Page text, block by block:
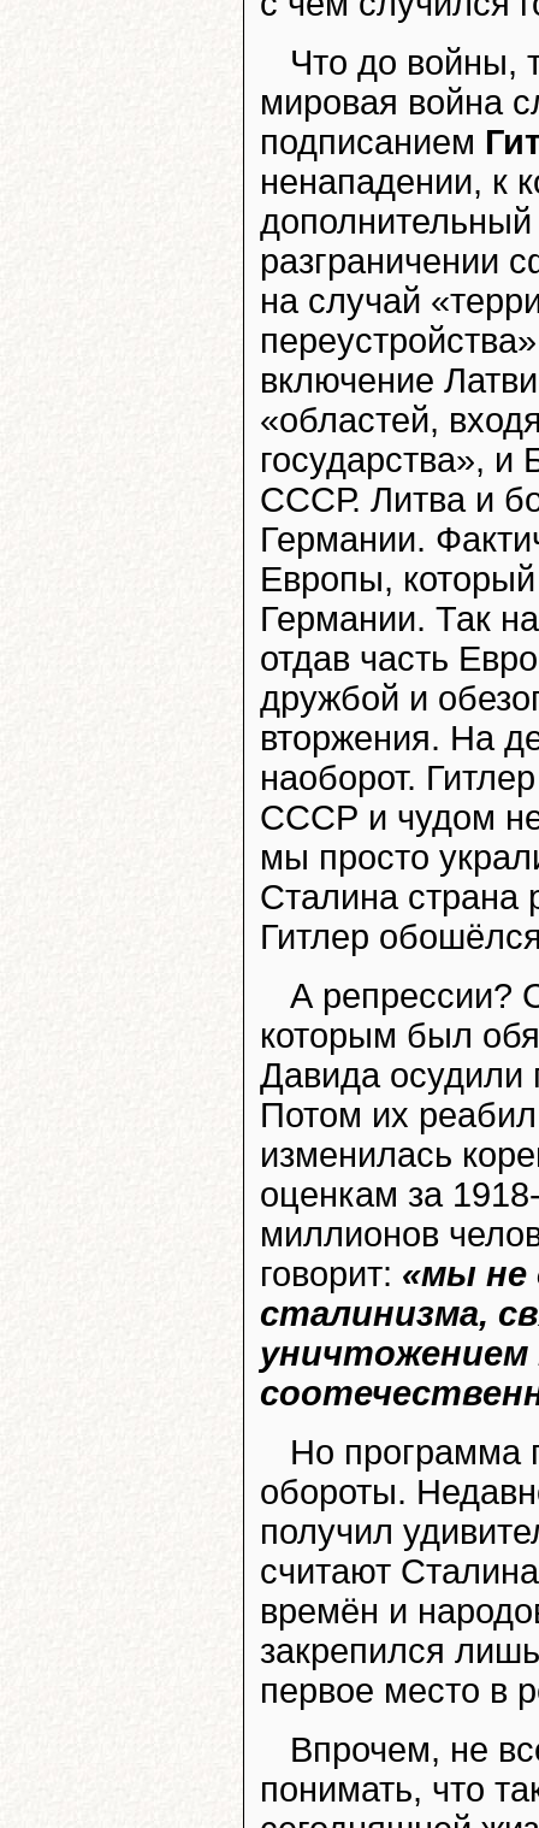
Что до войны,
мировая война
подписанием
ненападении, к
разграничении
на случай
включение
«областей,
государства»,
СССР. Литва и
Германии.
Европы,
Германии. Так
отдав часть
дружбой и
вторжения. На
наоборот.
СССР и чудом
мы просто
Сталина страна
Гитлер
А репрессии?
которым был
Давида
Потом их
изменилась
оценкам за
миллионов
говорит: «мы не
сталинизма,
уничтожением
Но программа
обороты.
получил
считают
времён и
закрепился
первое место в
Впрочем, не
понимать, что